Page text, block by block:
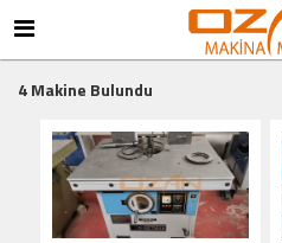
4 Makine Bulundu